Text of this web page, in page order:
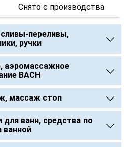
Снято с производства
переливы,
ручки
аэромассажное
BACH
массаж стоп
ванн, средства по
ванной